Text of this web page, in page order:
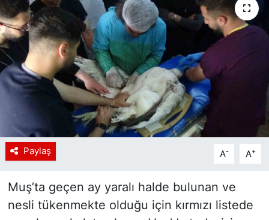
Paylaş A- A+
Muş’ta geçen ay yaralı halde bulunan ve
nesli tükenmekte olduğu için kırmızı listede
YEREL HABER
Haberde insan
Tanıtım